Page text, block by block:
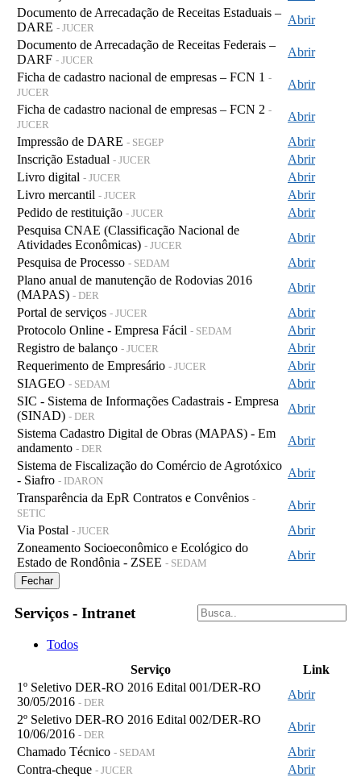
Documento de Arrecadação de Receitas Estaduais –
DARE - JUCER
Abrir
Documento de Arrecadação de Receitas Federais –
DARF - JUCER
Abrir
Ficha de cadastro nacional de empresas – FCN 1 -
JUCER
Abrir
Ficha de cadastro nacional de empresas – FCN 2 -
JUCER
Abrir
Impressão de DARE - SEGEP
Abrir
Inscrição Estadual - JUCER
Abrir
Livro digital - JUCER
Abrir
Livro mercantil - JUCER
Abrir
Pedido de restituição - JUCER
Abrir
Pesquisa CNAE (Classificação Nacional de
Atividades Econômicas) - JUCER
Abrir
Pesquisa de Processo - SEDAM
Abrir
Plano anual de manutenção de Rodovias 2016
(MAPAS) - DER
Abrir
Portal de serviços - JUCER
Abrir
Protocolo Online - Empresa Fácil - SEDAM
Abrir
Registro de balanço - JUCER
Abrir
Requerimento de Empresário - JUCER
Abrir
SIAGEO - SEDAM
Abrir
SIC - Sistema de Informações Cadastrais - Empresa
(SINAD) - DER
Abrir
Sistema Cadastro Digital de Obras (MAPAS) - Em
andamento - DER
Abrir
Sistema de Fiscalização do Comércio de Agrotóxico
- Siafro - IDARON
Abrir
Transparência da EpR Contratos e Convênios -
SETIC
Abrir
Via Postal - JUCER
Abrir
Zoneamento Socioeconômico e Ecológico do
Estado de Rondônia - ZSEE - SEDAM
Abrir
Fechar
Serviços - Intranet
Todos
Serviço
Link
1º Seletivo DER-RO 2016 Edital 001/DER-RO
30/05/2016 - DER
Abrir
2º Seletivo DER-RO 2016 Edital 002/DER-RO
10/06/2016 - DER
Abrir
Chamado Técnico - SEDAM
Abrir
Contra-cheque - JUCER
Abrir